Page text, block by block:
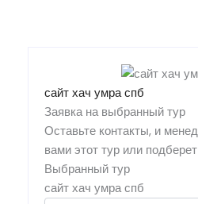
сайт хач умра спб
Заявка на выбранный тур
Оставьте контакты, и
вами этот тур или
Выбранный тур
сайт хач умра спб